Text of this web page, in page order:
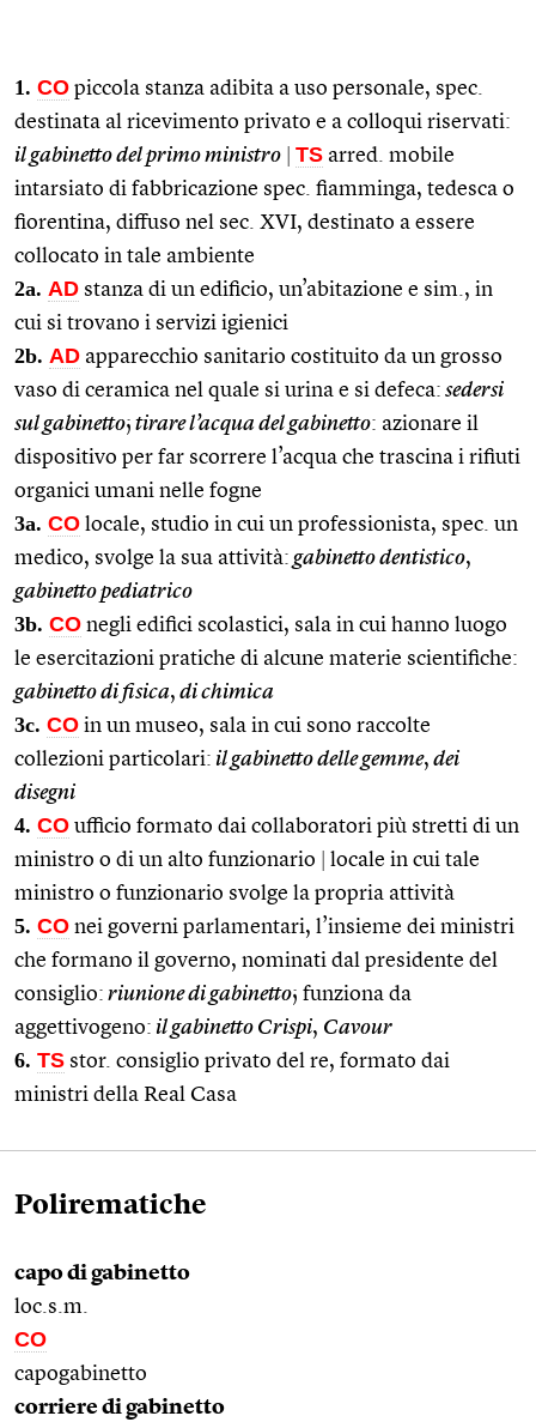
1. CO piccola stanza adibita a uso personale, spec.
destinata al ricevimento privato e a colloqui riservati:
il gabinetto del primo ministro
TS arred. mobile
intarsiato di fabbricazione spec. fiamminga, tedesca o
fiorentina, diffuso nel sec. XVI, destinato a essere
collocato in tale ambiente
2a. AD stanza di un edificio, un’abitazione e sim., in
cui si trovano i servizi igienici
2b. AD apparecchio sanitario costituito da un grosso
vaso di ceramica nel quale si urina e si defeca: sedersi
sul gabinetto; tirare l’acqua del gabinetto: azionare il
dispositivo per far scorrere l’acqua che trascina i rifiuti
organici umani nelle fogne
3a. CO locale, studio in cui un professionista, spec. un
medico, svolge la sua attività: gabinetto dentistico,
gabinetto pediatrico
3b. CO negli edifici scolastici, sala in cui hanno luogo
le esercitazioni pratiche di alcune materie scientifiche:
gabinetto di fisica, di chimica
3c. CO in un museo, sala in cui sono raccolte
collezioni particolari: il gabinetto delle gemme, dei
disegni
4. CO ufficio formato dai collaboratori più stretti di un
ministro o di un alto funzionario
locale in cui tale
ministro o funzionario svolge la propria attività
5. CO nei governi parlamentari, l’insieme dei ministri
che formano il governo, nominati dal presidente del
consiglio: riunione di gabinetto; funziona da
aggettivogeno: il gabinetto Crispi, Cavour
6. TS stor. consiglio privato del re, formato dai
ministri della Real Casa
Polirematiche
capo di gabinetto
loc.s.m.
CO
capogabinetto
corriere di gabinetto